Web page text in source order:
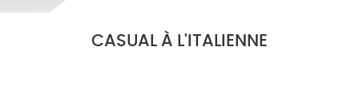
CASUAL À L'ITALIENNE